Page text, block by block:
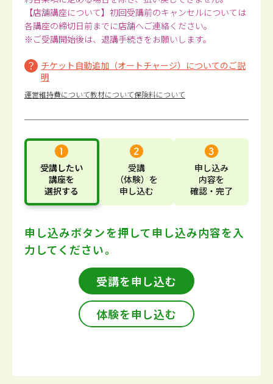
【店舗講座について】初回受講前のキャンセルについては
各講座の締切日前までに店舗へご連絡ください。
※ご受講開始後は、退講手続きをお願いします。
チケット自動追加（オートチャージ）についてのご説
明
運営維持費について教材について保険料について
受講したい
講座を
選択する
受講
（体験） を
申し込む
申し込み
内容を
確認・完了
申し込みボタンを押して申し込み内容を入
力してください。
受講を申し込む
体験を申し込む